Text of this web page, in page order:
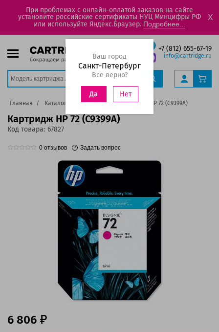
При проблемах с онлайн-оплатой заказов на сайте
установите российские сертификаты НУЦ Минцифры РФ
или используйте Яндекс.Браузер. Подробнее...
X
+7 (812) 655-67-19
info@cartridge.ru
Ваш город
Санкт-Петербург
Все верно?
Да Нет
Главная Каталог Картриджи Картридж HP 72 (C9399A)
Картридж HP 72 (C9399A)
Код товара: 67827
0 отзывов Задать вопрос
6 806